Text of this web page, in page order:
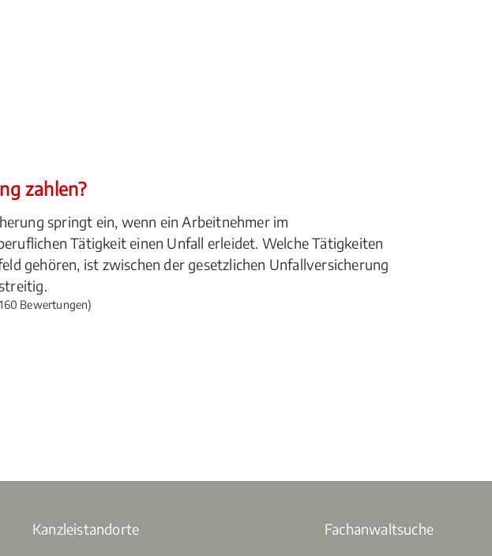
zahlen?
springt ein, wenn ein Arbeitnehmer im
Tätigkeit einen Unfall erleidet. Welche Tätigkeiten
gehören, ist zwischen der gesetzlichen Unfallversicherung
Bewertungen)
Kanzleistandorte
Fachanwaltsuche